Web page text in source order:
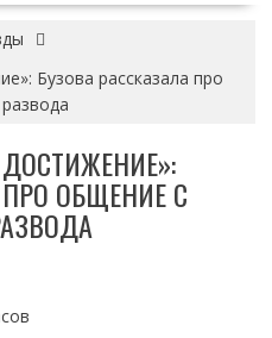
Бузова рассказала про
ОБЩЕНИЕ С